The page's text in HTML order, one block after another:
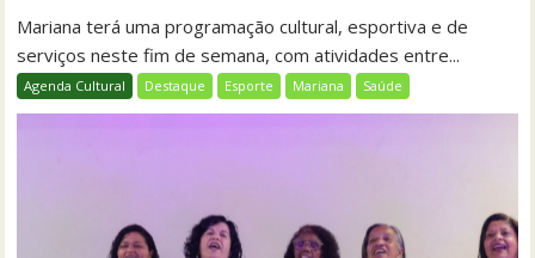
Mariana terá uma programação cultural, esportiva e de
serviços neste fim de semana, com atividades entre...
Agenda Cultural Destaque Esporte Mariana Saúde